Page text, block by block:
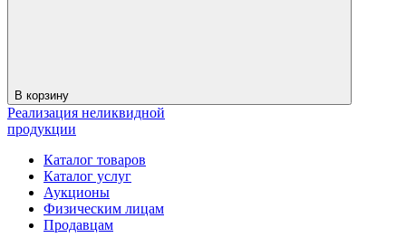
В корзину
Реализация неликвидной
продукции
Каталог товаров
Каталог услуг
Аукционы
Физическим лицам
Продавцам